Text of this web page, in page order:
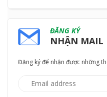
ĐĂNG KÝ
NHẬN MAIL
Đăng ký để nhận được những